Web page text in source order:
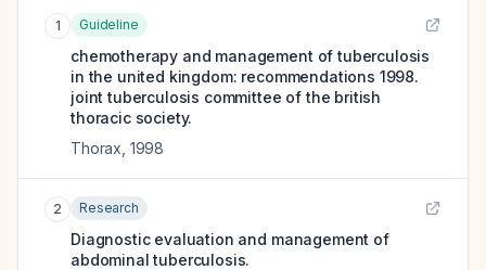
1 Guideline
chemotherapy and management of tuberculosis
in the united kingdom: recommendations 1998.
joint tuberculosis committee of the british
thoracic society.
Thorax 1998
2 Research
Diagnostic evaluation and management of
abdominal tuberculosis.